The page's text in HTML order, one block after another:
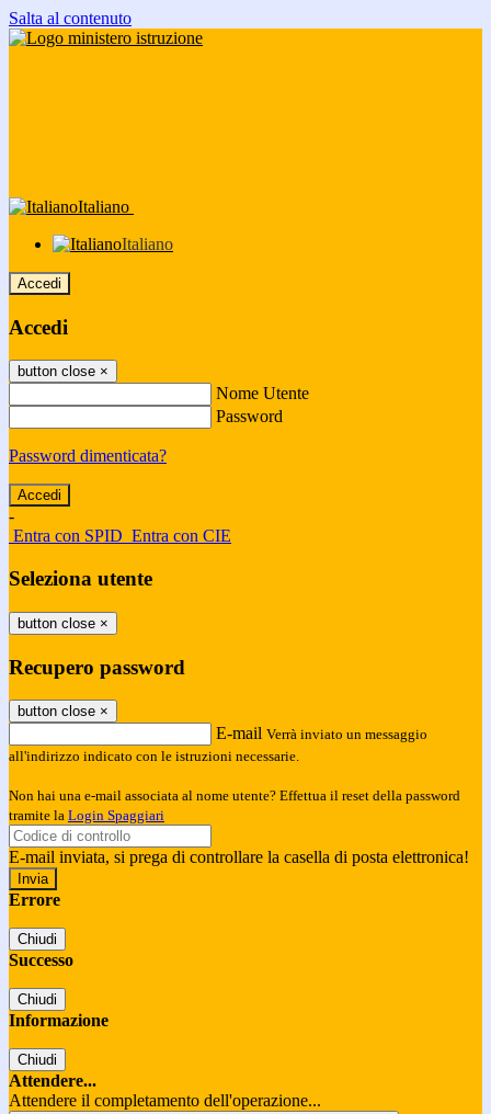
Salta al contenuto
Italiano
Italiano
Accedi
Accedi
button close ×
Nome Utente
Password
Password dimenticata?
-
Entra con SPID Entra con CIE
Seleziona utente
button close ×
Recupero password
button close ×
E-mail Verrà inviato un messaggio
all'indirizzo indicato con le istruzioni necessarie.
Non hai una e-mail associata al nome utente? Effettua il reset della password
tramite la Login Spaggiari
E-mail inviata, si prega di controllare la casella di posta elettronica!
Errore
Chiudi
Successo
Chiudi
Informazione
Chiudi
Attendere...
Attendere il completamento dell'operazione...